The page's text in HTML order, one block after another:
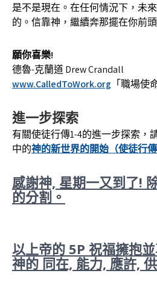
是不是現在。在任何情況下，未
的。信靠神，繼續奔那擺在你前頭
願你喜樂!
德魯-克蘭道 Drew Crandall
www.CalledToWork.org 「職場使
進一步探索
有關使徒行傳1-4的進一步探索，
中的神的新世界的開始（使徒行傳
感謝神, 星期一又到了!
的分割。
以上帝的 5P 祝福擁抱
神的 同在, 能力, 應許,